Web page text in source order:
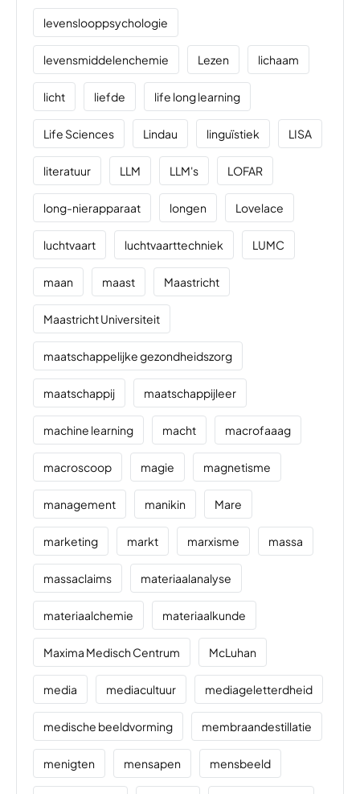
levenslooppsychologie
levensmiddelenchemie Lezen lichaam
licht liefde life long learning
Life Sciences Lindau linguïstiek LISA
literatuur LLM LLM's LOFAR
long-nierapparaat longen Lovelace
luchtvaart luchtvaarttechniek LUMC
maan maast Maastricht
Maastricht Universiteit
maatschappelijke gezondheidszorg
maatschappij maatschappijleer
machine learning macht macrofaaag
macroscoop magie magnetisme
management manikin Mare
marketing markt marxisme massa
massaclaims materiaalanalyse
materiaalchemie materiaalkunde
Maxima Medisch Centrum McLuhan
media mediacultuur mediageletterdheid
medische beeldvorming membraandestillatie
menigten mensapen mensbeeld